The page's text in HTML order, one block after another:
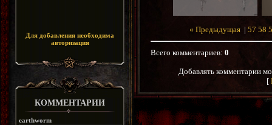
Для добавления необходима
авторизация
КОММЕНТАРИИ
earthworm
« Предыдущая | 57 58
Всего комментариев: 0
Добавлять комментарии
[